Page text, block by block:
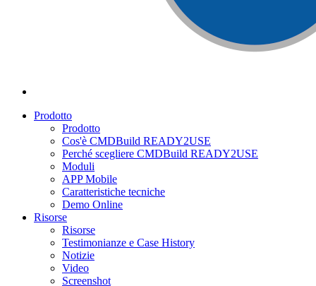
Prodotto
Prodotto
Cos'è CMDBuild READY2USE
Perché scegliere CMDBuild READY2USE
Moduli
APP Mobile
Caratteristiche tecniche
Demo Online
Risorse
Risorse
Testimonianze e Case History
Notizie
Video
Screenshot